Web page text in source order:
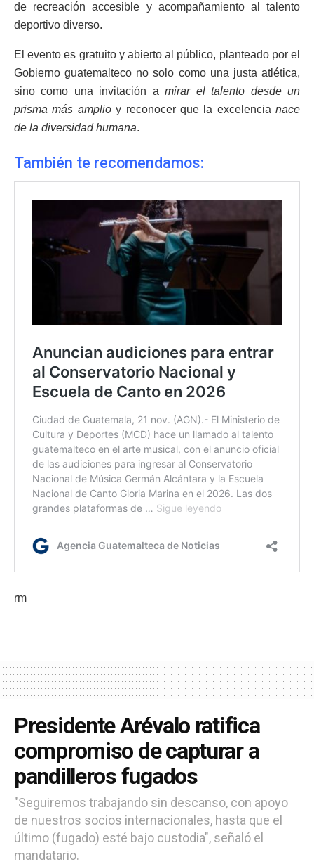
de recreación accesible y acompañamiento al talento
deportivo diverso.
El evento es gratuito y abierto al público, planteado por el
Gobierno guatemalteco no solo como una justa atlética,
sino como una invitación amirar el talento desde un
prisma más amplioy reconocer que la excelencia nace
de la diversidad humana.
También te recomendamos:
rm
Presidente Arévalo ratifica
compromiso de capturar a
pandilleros fugados
"Seguiremos trabajando sin descanso, con apoyo
de nuestros socios internacionales, hasta que el
último (fugado) esté bajo custodia", señaló el
mandatario.